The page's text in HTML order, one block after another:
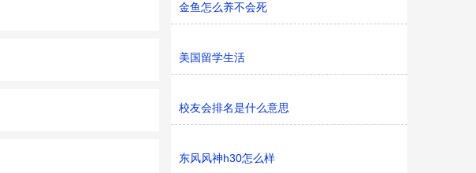
金鱼怎么养不会死
美国留学生活
校友会排名是什么意思
东风风神h30怎么样